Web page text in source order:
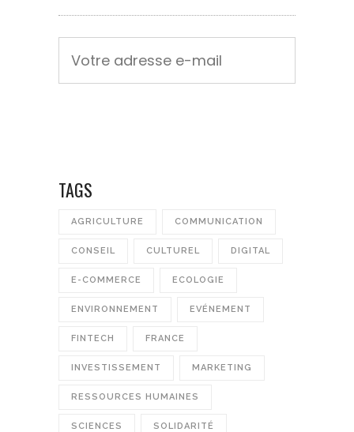
TAGS
AGRICULTURE COMMUNICATION
CONSEIL CULTUREL DIGITAL
E-COMMERCE ECOLOGIE
ENVIRONNEMENT EVÉNEMENT
FINTECH FRANCE
INVESTISSEMENT MARKETING
RESSOURCES HUMAINES
SCIENCES SOLIDARITÉ